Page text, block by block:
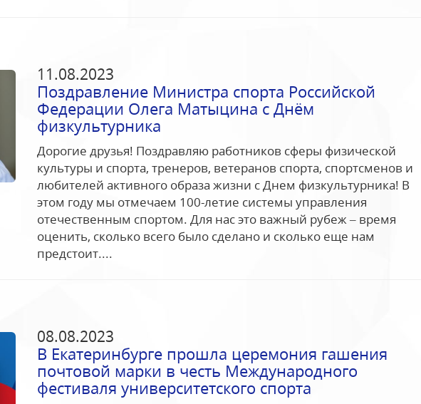
11.08.2023
Поздравление Министра спорта Российской
Федерации Олега Матыцина с Днём
физкультурника
Дорогие друзья! Поздравляю работников сферы физической
культуры и спорта, тренеров, ветеранов спорта, спортсменов и
любителей активного образа жизни с Днем физкультурника! В
этом году мы отмечаем 100-летие системы управления
отечественным спортом. Для нас это важный рубеж – время
оценить, сколько всего было сделано и сколько еще нам
предстоит....
08.08.2023
В Екатеринбурге прошла церемония гашения
почтовой марки в честь Международного
фестиваля университетского спорта